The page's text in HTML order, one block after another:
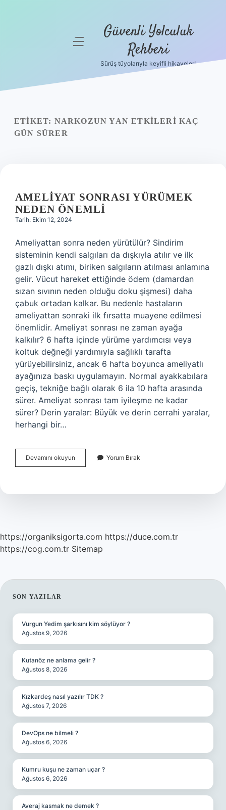
Yasal Uyarı
menüyü Güvenli Yolculuk
Rehberi
Sürüş tüyolarıyla keyifli hikayeler!
ETIKET: NARKOZUN YAN ETKILERI KAÇ
GÜN SÜRER
AMELIYAT SONRASI YÜRÜMEK
NEDEN ÖNEMLI
Tarih: Ekim 12, 2024
Ameliyattan sonra neden yürütülür? Sindirim
sisteminin kendi salgıları da dışkıyla atılır ve ilk
gazlı dışkı atımı, biriken salgıların atılması anlamına
gelir. Vücut hareket ettiğinde ödem (damardan
sızan sıvının neden olduğu doku şişmesi) daha
çabuk ortadan kalkar. Bu nedenle hastaların
ameliyattan sonraki ilk fırsatta muayene edilmesi
önemlidir. Ameliyat sonrası ne zaman ayağa
kalkılır? 6 hafta içinde yürüme yardımcısı veya
koltuk değneği yardımıyla sağlıklı tarafta
yürüyebilirsiniz, ancak 6 hafta boyunca ameliyatlı
ayağınıza baskı uygulamayın. Normal ayakkabılara
geçiş, tekniğe bağlı olarak 6 ila 10 hafta arasında
sürer. Ameliyat sonrası tam iyileşme ne kadar
sürer? Derin yaralar: Büyük ve derin cerrahi yaralar,
herhangi bir…
Devamını okuyun Ameliyat
Sonrası
Önemli
Yorum Bırak
https://organiksigorta.com https://duce.com.tr
https://cog.com.tr Sitemap
SIDEBAR
SON YAZILAR
Vurgun Yedim şarkısını kim söylüyor ?
Ağustos 9, 2026
Kutanöz ne anlama gelir ?
Ağustos 8, 2026
Kızkardeş nasıl yazılır TDK ?
Ağustos 7, 2026
DevOps ne bilmeli ?
Ağustos 6, 2026
Kumru kuşu ne zaman uçar ?
Ağustos 6, 2026
Averaj kasmak ne demek ?